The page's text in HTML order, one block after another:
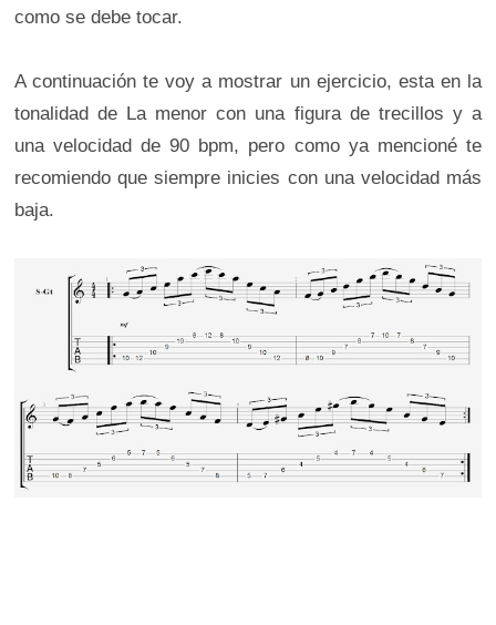
como se debe tocar.
A continuación te voy a mostrar un ejercicio, esta en la
tonalidad de La menor con una figura de trecillos y a
una velocidad de 90 bpm, pero como ya mencioné te
recomiendo que siempre inicies con una velocidad más
baja.